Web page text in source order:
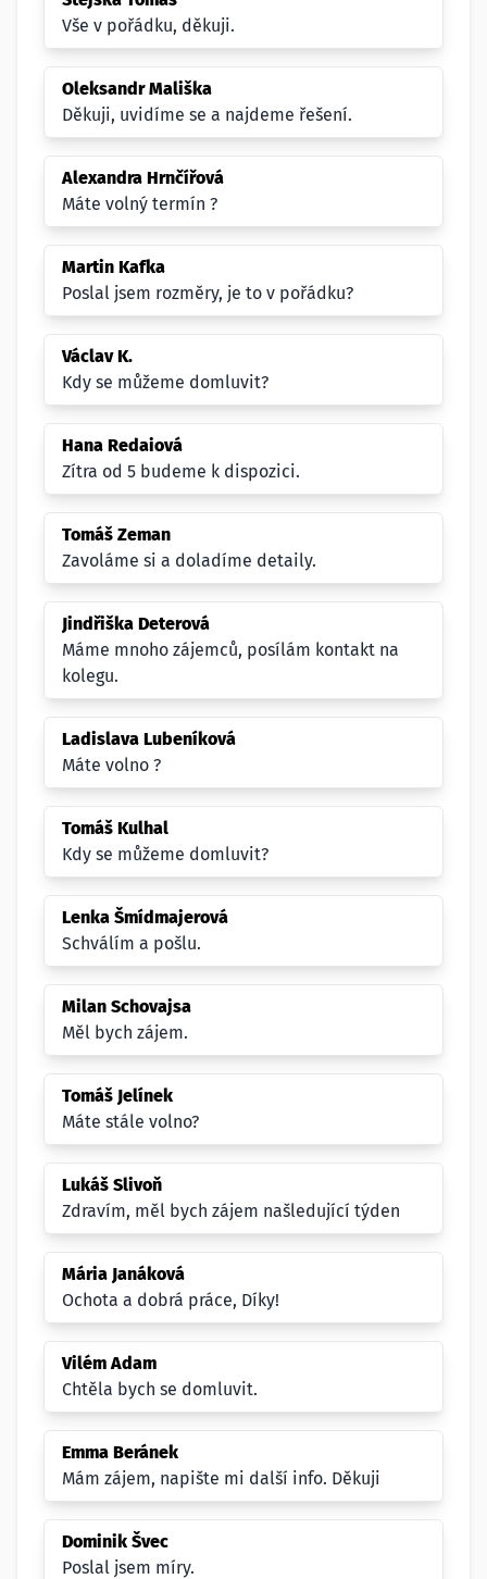
Vše v pořádku, děkuji.
Oleksandr Mališka
Děkuji, uvidíme se a najdeme řešení.
Alexandra Hrnčířová
Máte volný termín ?
Martin Kafka
Poslal jsem rozměry, je to v pořádku?
Václav K.
Kdy se můžeme domluvit?
Hana Redaiová
Zítra od 5 budeme k dispozici.
Tomáš Zeman
Zavoláme si a doladíme detaily.
Jindřiška Deterová
Máme mnoho zájemců, posílám kontakt na
kolegu.
Ladislava Lubeníková
Máte volno ?
Tomáš Kulhal
Kdy se můžeme domluvit?
Lenka Šmídmajerová
Schválím a pošlu.
Milan Schovajsa
Měl bych zájem.
Tomáš Jelínek
Máte stále volno?
Lukáš Slivoň
Zdravím, měl bych zájem našledující týden
Mária Janáková
Ochota a dobrá práce, Díky!
Vilém Adam
Chtěla bych se domluvit.
Emma Beránek
Mám zájem, napište mi další info. Děkuji
Dominik Švec
Poslal jsem míry.